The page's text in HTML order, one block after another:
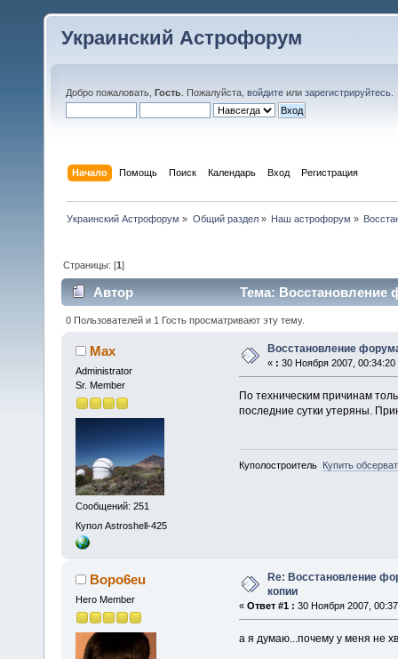
Украинский Астрофорум
Добро пожаловать, Гость . Пожалуйста, войдите или зарегистрируйтесь
Начало Помощь Поиск Календарь Вход Регистрация
Украинский Астрофорум » Общий раздел» Наш астрофорум »
Страницы: [1]
Автор Тема: Восстановление
0 Пользователей и 1 Гость просматривают эту тему.
Max
Administrator
Sr. Member
Сообщений: 251
Купол Astroshell-425
Восстановление
« : 30 Ноября 2007, 00:34:20
По техническим причинам
последние сутки утеряны.
Куполостроитель Купить
Bopo6eu
Hero Member
Re: Восстановление
копии
« Ответ #1 : 30 Ноября 2007,
а я думаю...почему у меня не